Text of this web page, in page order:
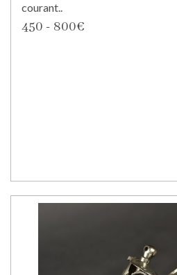
courant..
450 - 800€